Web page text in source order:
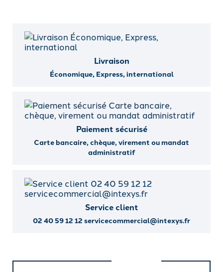
Livraison
Économique, Express, international
Paiement sécurisé
Carte bancaire, chèque, virement ou mandat
administratif
Service client
02 40 59 12 12 servicecommercial@intexys.fr